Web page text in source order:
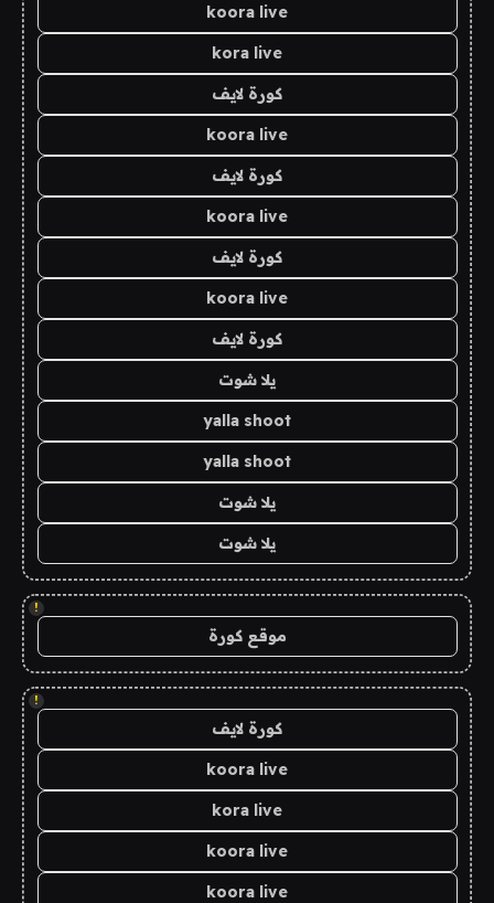
koora live
kora live
كورة لايف
koora live
كورة لايف
koora live
كورة لايف
koora live
كورة لايف
يلا شوت
yalla shoot
yalla shoot
يلا شوت
يلا شوت
!
موقع كورة
!
كورة لايف
koora live
kora live
koora live
koora live